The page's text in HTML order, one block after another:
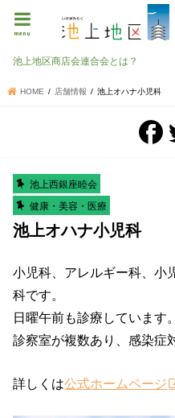
menu
池上地区商店会連合会とは？
HOME 店舗情報 池上オハナ小児科
池上西銀座睦会
健康・美容・医療
池上オハナ小児科
小児科、アレルギー科、小
科です。
日曜午前も診療しています。
診察室が複数あり、感染症
詳しくは公式ホームページ